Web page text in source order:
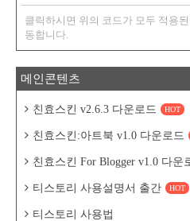
클릭하시면 위의 코드가 모두 적용
동합니다.
메인콘텐츠
친효스킨 v2.6.3 다운로드 HOT
친효스킨:아트북 v1.0 다운로드
친효스킨 For Blogger v1.0 다운
티스토리 사용설명서 출간 HOT
티스토리 사용법